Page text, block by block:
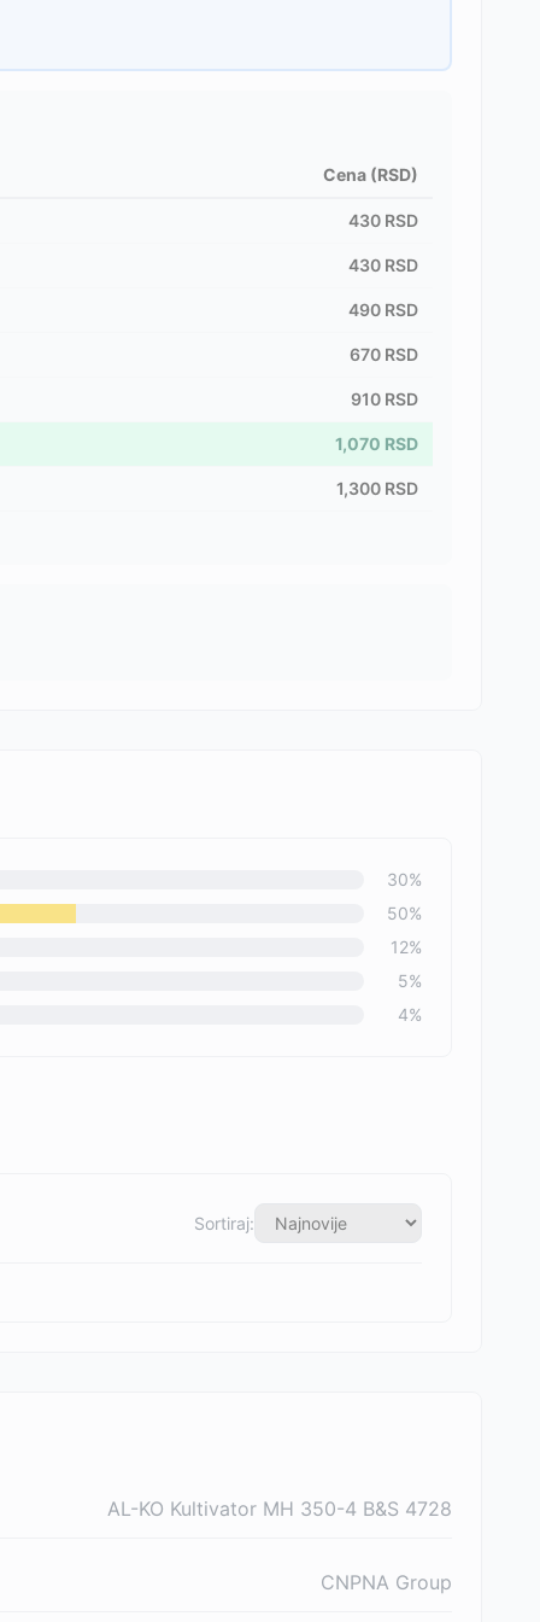
Cena (RSD)
430 RSD
430 RSD
490 RSD
670 RSD
910 RSD
1,070 RSD
1,300 RSD
30%
50%
12%
5%
4%
Sortiraj:
AL-KO Kultivator MH 350-4 B&S 4728
CNPNA Group